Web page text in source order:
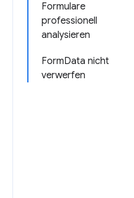
Formulare
professionell
analysieren
FormData nicht
verwerfen